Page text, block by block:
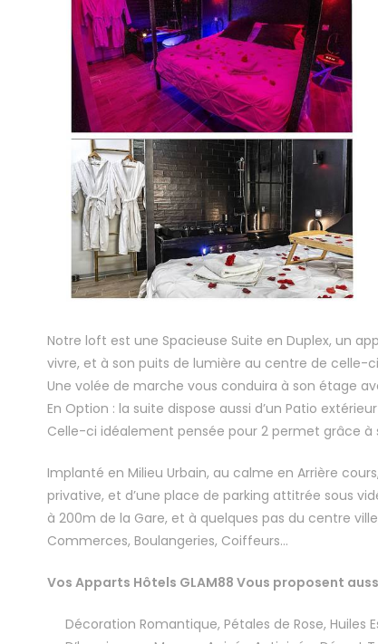
Notre loft est une Spacieuse Suite en Duplex, un
vivre, et à son puits de lumière au centre de celle-
Une volée de marche vous conduira à son étage
En Option : la suite dispose aussi d’un Patio
Celle-ci idéalement pensée pour 2 permet grâce à
Implanté en Milieu Urbain, au calme en Arrière
privative, et d’une place de parking attitrée sous
à 200m de la Gare, et à quelques pas du centre
Commerces, Boulangeries, Coiffeurs…
Vos Apparts Hôtels GLAM88 Vous proposent
Décoration Romantique, Pétales de Rose, Huiles